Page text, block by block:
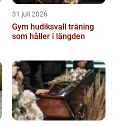
31 juli 2026
Gym hudiksvall träning
som håller i längden